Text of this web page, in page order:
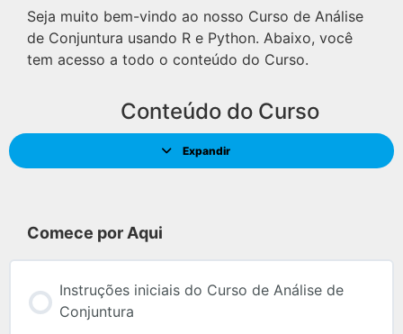
Seja muito bem-vindo ao nosso Curso de Análise
de Conjuntura usando R e Python. Abaixo, você
tem acesso a todo o conteúdo do Curso.
Conteúdo do Curso
Expandir
Comece por Aqui
Instruções iniciais do Curso de Análise de
Conjuntura